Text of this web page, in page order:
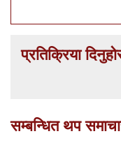
प्रतिक्रिया
सम्बन्धित थप